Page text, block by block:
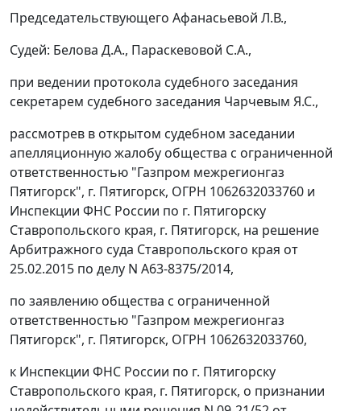
Председательствующего Афанасьевой Л.В.,
Судей: Белова Д.А., Параскевовой С.А.,
при ведении протокола судебного заседания
секретарем судебного заседания Чарчевым Я.С.,
рассмотрев в открытом судебном заседании
апелляционную жалобу общества с ограниченной
ответственностью "Газпром межрегионгаз
Пятигорск", г. Пятигорск, ОГРН 1062632033760 и
Инспекции ФНС России по г. Пятигорску
Ставропольского края, г. Пятигорск, на решение
Арбитражного суда Ставропольского края от
25.02.2015 по делу N А63-8375/2014,
по заявлению общества с ограниченной
ответственностью "Газпром межрегионгаз
Пятигорск", г. Пятигорск, ОГРН 1062632033760,
к Инспекции ФНС России по г. Пятигорску
Ставропольского края, г. Пятигорск, о признании